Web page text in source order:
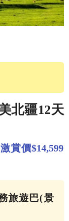
北疆12天
賞價$14,599
旅遊巴(景